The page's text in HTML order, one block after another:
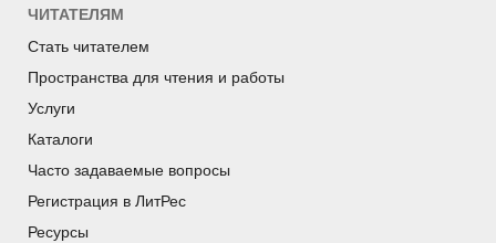
ЧИТАТЕЛЯМ
Стать читателем
Пространства для чтения и работы
Услуги
Каталоги
Часто задаваемые вопросы
Регистрация в ЛитРес
Ресурсы